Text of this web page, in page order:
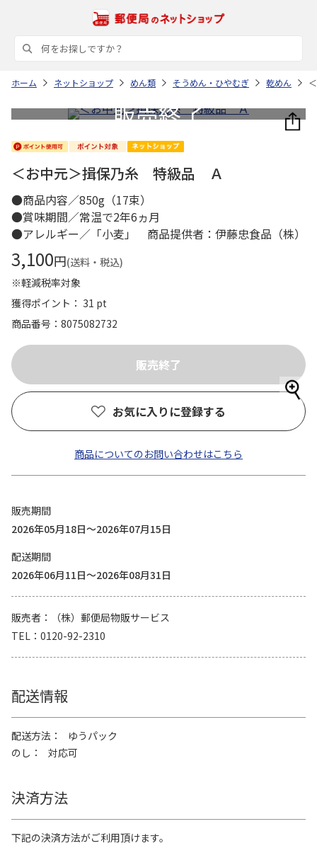
ホーム ネットショップ めん類 そうめん・ひやむぎ 乾めん
＜お中元＞揖保乃糸 特級品 Ａ
●商品内容／850g（17束）
●賞味期間／常温で2年6ヵ月
●アレルギー／「小麦」 商品提供者：伊藤忠食品（株）
3,100円(送料・税込)
※軽減税率対象
獲得ポイント： 31 pt
商品番号
8075082732
お気に入りに登録する
商品についてのお問い合わせはこちら
販売期間
2026年05月18日～2026年07月15日
配送期間
2026年06月11日～2026年08月31日
販売者
（株）郵便局物販サービス
TEL
0120-92-2310
配送情報
配送方法
ゆうパック
のし
対応可
決済方法
下記の決済方法がご利用頂けます。